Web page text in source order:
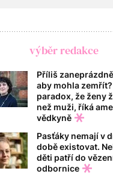
výběr redakce
Příliš
aby mohla
paradox, že ženy
než muži, říká
vědkyně
Pasťáky nemají v
době existovat.
děti patří do
odbornice